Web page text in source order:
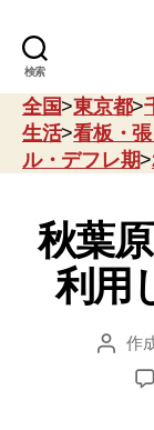
検索
全国>東京都>
生活>看板・
ル・デフレ期>
秋葉
利用
投 作